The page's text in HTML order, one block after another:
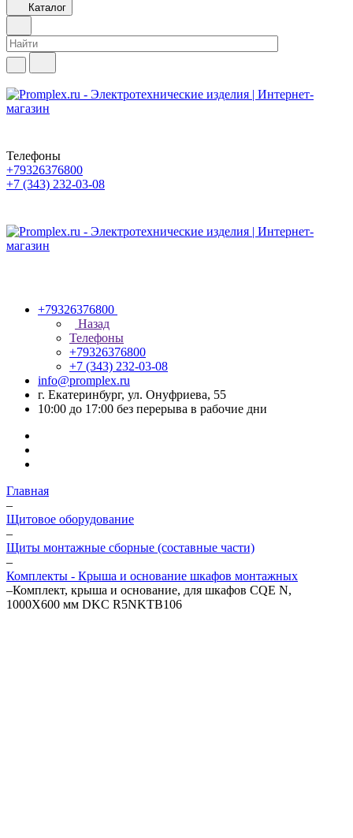
Каталог
Телефоны
+79326376800
+7 (343) 232-03-08
+79326376800
Назад
Телефоны
+79326376800
+7 (343) 232-03-08
info@promplex.ru
г. Екатеринбург, ул. Онуфриева, 55
10:00 до 17:00 без перерыва в рабочие дни
Главная
–
Щитовое оборудование
–
Щиты монтажные сборные (составные части)
–
Комплекты - Крыша и основание шкафов монтажных
–Комплект, крыша и основание, для шкафов CQE N,
1000X600 мм DKC R5NKTB106